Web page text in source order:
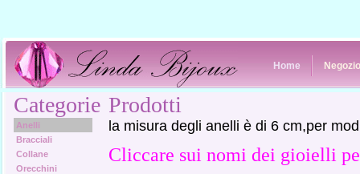
Home
Categorie
Anelli
Bracciali
Collane
Orecchini
Prodotti
la misura degli anelli è di 6 cm,per
Cliccare sui nomi dei gioielli